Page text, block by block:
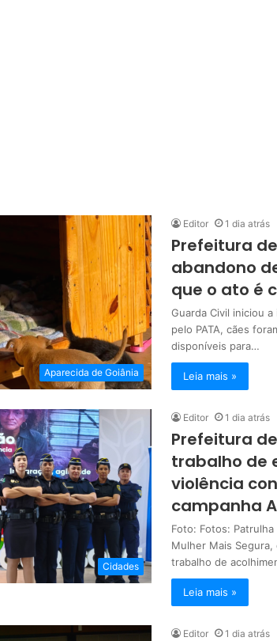
Aparecida de Goiânia
Editor 1 dia atrás
Prefeitura
abandono
que o ato é
Guarda Civil iniciou
pelo PATA, cães
disponíveis para…
Leia mais »
Cidades
Editor 1 dia atrás
Prefeitura
trabalho de
violência
campanha
Foto: Fotos:
Mulher Mais
trabalho de
Leia mais »
Editor 1 dia atrás